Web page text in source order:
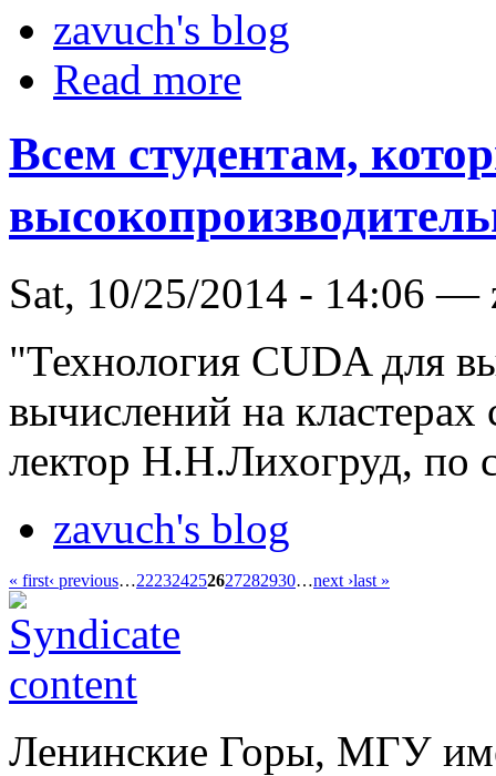
zavuch's blog
Read more
Всем студентам,
Sat, 10/25/2014 - 14:06 —
"Технология CUDA для
вычислений на кластерах
лектор Н.Н.Лихогруд, по
zavuch's blog
« first‹ previous…222324252627282930…next ›last »
Ленинские Горы, МГУ